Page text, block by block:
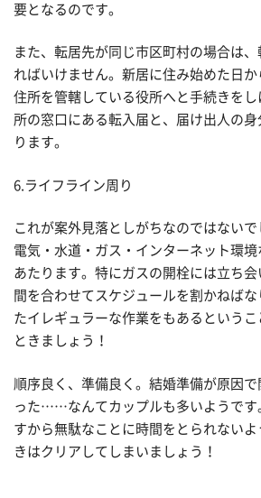
要となるのです。
また、転居先が同じ市区町村の場合は
ればいけません。新居に住み始めた日
住所を管轄している役所へと手続きを
所の窓口にある転入届と、届け出人の
ります。
6.ライフライン周り
これが案外見落としがちなのではない
電気・水道・ガス・インターネット環
あたります。特にガスの開栓には立ち
間を合わせてスケジュールを割かねば
たイレギュラーな作業をもあるという
ときましょう！
順序良く、準備良く。結婚準備が原因
った……なんてカップルも多いようです
すから無駄なことに時間をとられない
きはクリアしてしまいましょう！